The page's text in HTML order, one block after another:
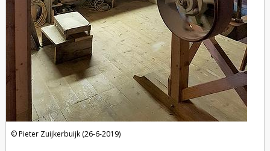
Pieter Zuijkerbuijk (26-6-2019)